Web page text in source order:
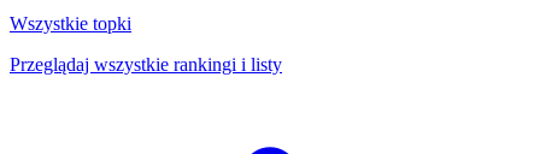
Wszystkie topki
Przeglądaj wszystkie rankingi i listy